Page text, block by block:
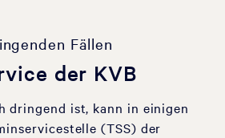
Fällen
der KVB
dringend ist, kann in einigen
(TSS) der